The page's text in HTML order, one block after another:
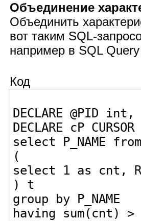
Объединение
Объединить
вот таким SQL-
например в SQL
Код
DECLARE @PID
DECLARE cP
select P_NAME from
(
select 1 as cnt,
) t
group by P_NAME
having sum(cnt)